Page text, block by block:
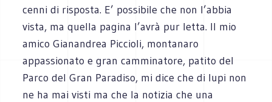
cenni di risposta. E’ possibile che non l’abbia
vista, ma quella pagina l’avrà pur letta. Il mio
amico Gianandrea Piccioli, montanaro
appassionato e gran camminatore, patito del
Parco del Gran Paradiso, mi dice che di lupi non
ne ha mai visti ma che la notizia che una